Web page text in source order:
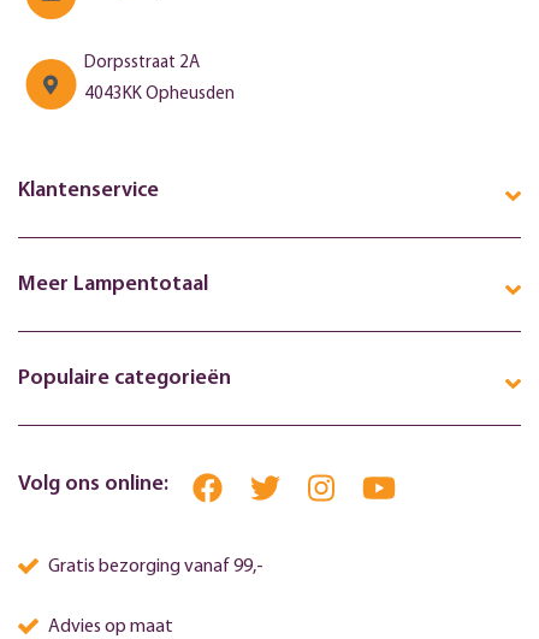
Dorpsstraat 2A
4043KK Opheusden
Klantenservice
Meer Lampentotaal
Populaire categorieën
Volg ons online:
Gratis bezorging vanaf 99,-
Advies op maat